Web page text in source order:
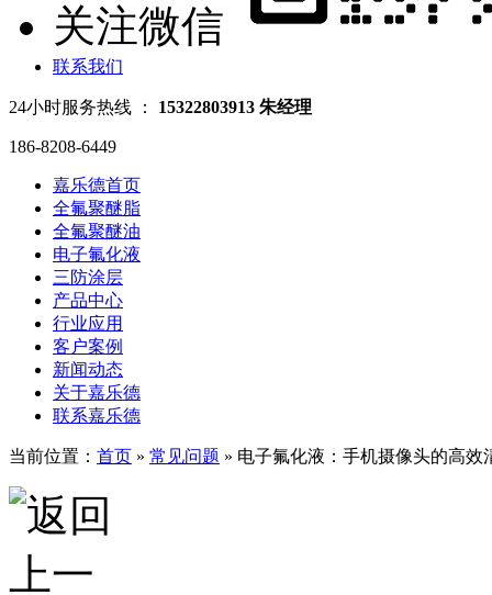
关注微信
联系我们
24小时服务热线 ： 15322803913 朱经理
186-8208-6449
嘉乐德首页
全氟聚醚脂
全氟聚醚油
电子氟化液
三防涂层
产品中心
行业应用
客户案例
新闻动态
关于嘉乐德
联系嘉乐德
当前位置： 首页 » 常见问题 » 电子氟化液：手机摄像头的高效